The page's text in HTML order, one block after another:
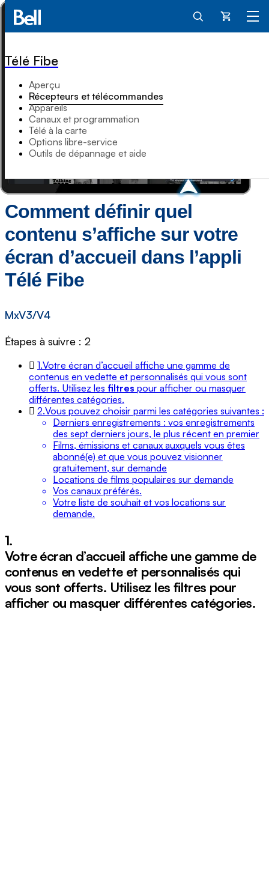
Panier
Télé Fibe
Aperçu
Récepteurs et télécommandes
Appareils
Canaux et programmation
Télé à la carte
Options libre-service
Outils de dépannage et aide
Comment définir quel
contenu s’affiche sur votre
écran d’accueil dans l’appli
Télé Fibe
MxV3/V4
Étapes à suivre : 2
1.Votre écran d’accueil affiche une gamme de
contenus en vedette et personnalisés qui vous sont
offerts. Utilisez les filtres pour afficher ou masquer
différentes catégories.
2.Vous pouvez choisir parmi les catégories suivantes :
Derniers enregistrements : vos enregistrements
des sept derniers jours, le plus récent en premier
Films, émissions et canaux auxquels vous êtes
abonné(e) et que vous pouvez visionner
gratuitement, sur demande
Locations de films populaires sur demande
Vos canaux préférés.
Votre liste de souhait et vos locations sur
demande.
1.
Votre écran d’accueil affiche une gamme de
contenus en vedette et personnalisés qui
vous sont offerts. Utilisez les filtres pour
afficher ou masquer différentes catégories.